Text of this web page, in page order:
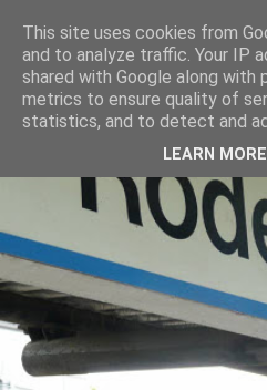
This site uses cookies from
and to analyze traffic. Your IP
shared with Google along with
metrics to ensure quality of
statistics, and to detect and
LEARN MORE